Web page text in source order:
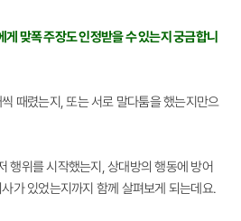
맞폭 주장도 인정받을 수 있는지 궁금합니
때렸는지, 또는 서로 말다툼을 했는지만으
행위를 시작했는지, 상대방의 행동에 방어
가 있었는지까지 함께 살펴보게 되는데요.